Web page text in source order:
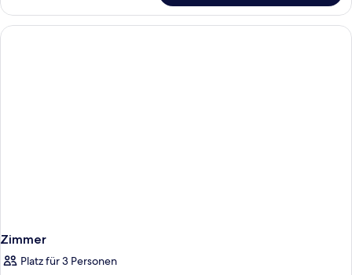
1 King-
Bett
Zimmer
Platz für 3 Personen